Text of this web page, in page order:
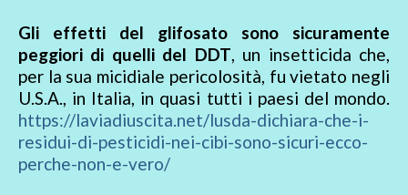
Gli effetti del glifosato sono sicuramente
peggiori di quelli del DDT, un insetticida che,
per la sua micidiale pericolosità, fu vietato negli
U.S.A., in Italia, in quasi tutti i paesi del mondo.
https://laviadiuscita.net/lusda-dichiara-che-i-
residui-di-pesticidi-nei-cibi-sono-sicuri-ecco-
perche-non-e-vero/